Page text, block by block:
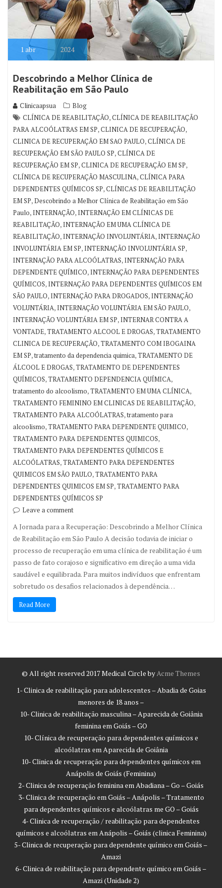
1abr 2024
Descobrindo a Melhor Clínica de
Reabilitação em São Paulo
Clinicaapsua
Blog
CLÍNICA DE REABILITAÇÃO,CLÍNICA DE REABILITAÇÃO
PARA ALCOÓLATRAS EM SP,CLINICA DE RECUPERAÇÃO,
CLINICA DE RECUPERAÇÃO EM SAO PAULO,CLÍNICA DE
RECUPERAÇÃO EM SÃO PAULO SP,CLÍNICA DE
RECUPERAÇÃO EM SP,CLINICA DE RECUPERAÇÃO EM SP,
CLÍNICA DE RECUPERAÇÃO MASCULINA,CLÍNICA PARA
DEPENDENTES QUÍMICOS SP,CLÍNICAS DE REABILITAÇÃO
EM SP,Descobrindo a Melhor Clínica de Reabilitação em São
Paulo, INTERNAÇÃO, INTERNAÇÃO EM CLÍNICAS DE
REABILITAÇÃO, INTERNAÇÃO EM UMA CLÍNICA DE
REABILITAÇÃO, INTERNAÇÃO INVOLUNTÁRIA, INTERNAÇÃO
INVOLUNTÁRIA EM SP, INTERNAÇÃO INVOLUNTÁRIA SP,
INTERNAÇÃO PARA ALCOÓLATRAS, INTERNAÇÃO PARA
DEPENDENTE QUÍMICO, INTERNAÇÃO PARA DEPENDENTES
QUÍMICOS, INTERNAÇÃO PARA DEPENDENTES QUÍMICOS EM
SÃO PAULO, INTERNAÇÃO PARA DROGADOS, INTERNAÇÃO
VOLUNTÁRIA, INTERNAÇÃO VOLUNTÁRIA EM SÃO PAULO,
INTERNAÇÃO VOLUNTÁRIA EM SP, INTERNAR CONTRA A
VONTADE,TRATAMENTO ALCOOL E DROGAS,TRATAMENTO
CLINICA DE RECUPERAÇÃO,TRATAMENTO COM IBOGAINA
EM SP,tratamento da dependencia quimica,TRATAMENTO DE
ÁLCOOL E DROGAS,TRATAMENTO DE DEPENDENTES
QUÍMICOS,TRATAMENTO DEPENDENCIA QUÍMICA,
tratamento do alcoolismo,TRATAMENTO EM UMA CLÍNICA,
TRATAMENTO FEMININO EM CLINICAS DE REABILITAÇÃO,
TRATAMENTO PARA ALCOÓLATRAS,tratamento para
alcoolismo,TRATAMENTO PARA DEPENDENTE QUIMICO,
TRATAMENTO PARA DEPENDENTES QUIMICOS,
TRATAMENTO PARA DEPENDENTES QUÍMICOS E
ALCOÓLATRAS,TRATAMENTO PARA DEPENDENTES
QUIMICOS EM SÃO PAULO,TRATAMENTO PARA
DEPENDENTES QUIMICOS EM SP,TRATAMENTO PARA
DEPENDENTES QUÍMICOS SP
Leave a comment
A Jornada para a Recuperação: Descobrindo a Melhor Clínica
de Reabilitação em São Paulo A decisão todavia de iniciar o
processo de recuperação em uma clínica de reabilitação é um
passo de fato corajoso e significativo em direção a uma vida
saudável e equilibrada. Para muitos indivíduos que enfrentam
sobretudo os desafios relacionados à dependência…
Read More
© All right reserved 2017Medical Circle byAcme Themes
1- Clinica de reabilitação para adolescentes – Abadia de Goias
menores de 18 anos –
10- Clinica de reabilitação masculina – Aparecida de Goiânia
feminina em Goiás – GO
10- Clínica de recuperação para dependentes químicos e
alcoólatras em Aparecida de Goiânia
10- Clinica de recuperação para dependentes químicos em
Anápolis de Goiás (Feminina)
2- Clinica de recuperação feminina em Abadiana – Go – Goiás
3- Clinica de recuperação em Goiás – Anápolis – Tratamento
para dependentes químicos e alcoólatras me GO – Goiás
4- Clinica de recuperação / reabilitação para dependentes
químicos e alcoólatras em Anápolis – Goiás (clinica Feminina)
5- Clinica de recuperação para dependente químico em Goiás –
Amazi
6- Clinica de reabilitação para dependente químico em Goiás –
Amazi (Unidade 2)